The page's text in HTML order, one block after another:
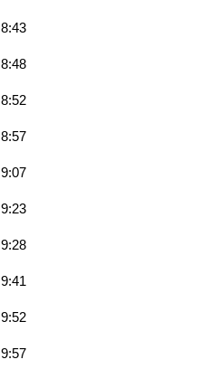
8:43
8:48
8:52
8:57
9:07
9:23
9:28
9:41
9:52
9:57